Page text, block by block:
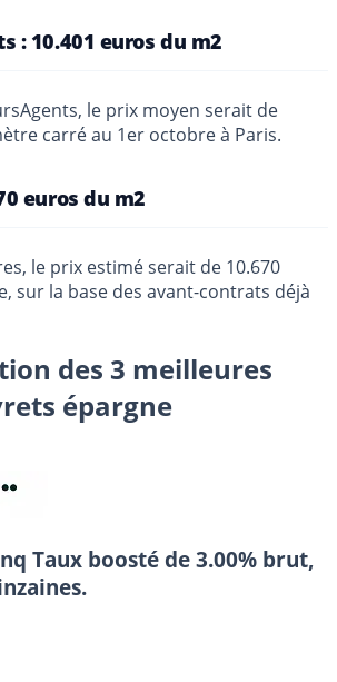
: 10.401 euros du m2
le prix moyen serait de
carré au 1er octobre à Paris.
euros du m2
le prix estimé serait de 10.670
sur la base des avant-contrats déjà
des 3 meilleures
épargne
Taux boosté de 3.00% brut,